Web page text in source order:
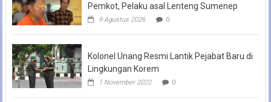
Pemkot, Pelaku asal Lenteng Sumenep
9 Agustus 2026 0
Kolonel Unang Resmi Lantik Pejabat Baru di
Lingkungan Korem
1 November 2022 0